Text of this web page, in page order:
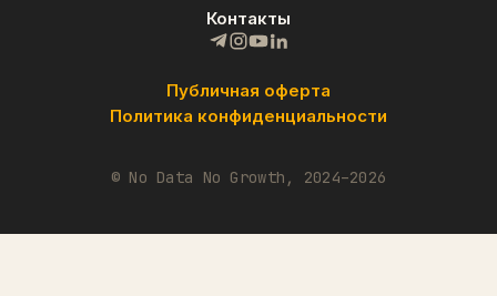
Контакты
Публичная оферта
Политика конфиденциальности
© No Data No Growth, 2024–2026